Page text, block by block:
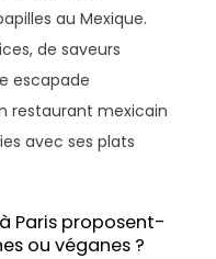
au Mexique.
de saveurs
escapade
restaurant mexicain
avec ses plats
Paris proposent-
ou véganes ?